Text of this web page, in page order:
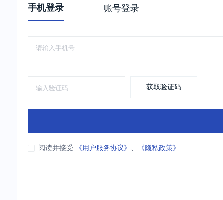
手机登录 账号登录
获取验证码
阅读并接受 《用户服务协议》 、 《隐私政策》